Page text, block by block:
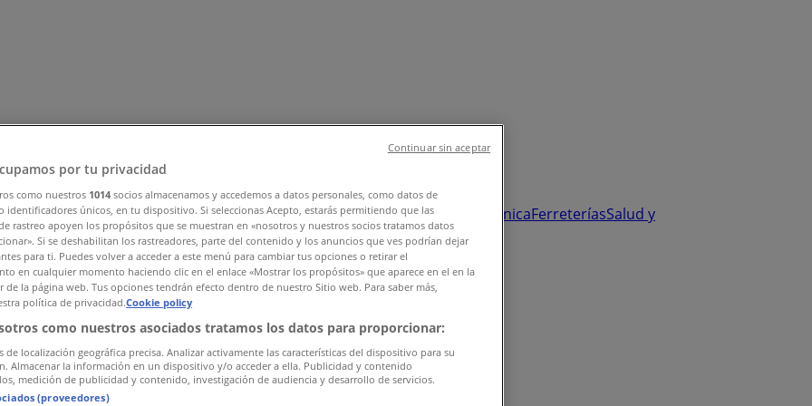
Zapatos y AccesoriosEl Regreso A ClasesHogarFarmacias y Salud ElectrónicaFerreteríasSalud y
y PapeleríasOcioNiñosViajes y EntretenimientoÓpticas
por tu privacidad
como nuestros 1014 socios almacenamos y accedemos a datos personales, como datos de
identificadores únicos, en tu dispositivo. Si seleccionas Acepto, estarás permitiendo que las
rastreo apoyen los propósitos que se muestran en «nosotros y nuestros socios tratamos datos
Si se deshabilitan los rastreadores, parte del contenido y los anuncios que ves podrían dejar
para ti. Puedes volver a acceder a este menú para cambiar tus opciones o retirar el
en cualquier momento haciendo clic en el enlace «Mostrar los propósitos» que aparece en el en la
de la página web. Tus opciones tendrán efecto dentro de nuestro Sitio web. Para saber más,
política de privacidad.Cookie policy
como nuestros asociados tratamos los datos para proporcionar:
de localización geográfica precisa. Analizar activamente las características del dispositivo para su
Almacenar la información en un dispositivo y/o acceder a ella. Publicidad y contenido
medición de publicidad y contenido, investigación de audiencia y desarrollo de servicios.
(proveedores)
Continuar sin aceptar